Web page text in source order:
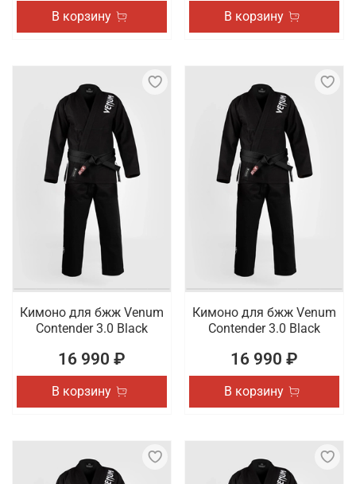
В корзину В корзину
Кимоно для бжж Venum
Contender 3.0 Black
16 990 ₽
В корзину
Кимоно для бжж Venum
Contender 3.0 Black
16 990 ₽
В корзину